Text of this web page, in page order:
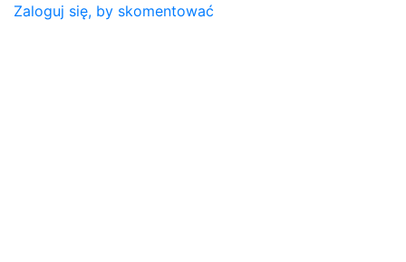
Zaloguj się, by skomentować